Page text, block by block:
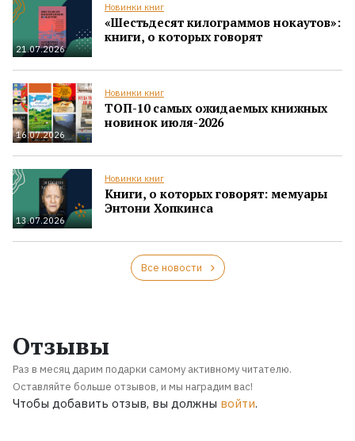
21.07.2026
Новинки книг
«Шестьдесят килограммов нокаутов»:
книги, о которых говорят
16.07.2026
Новинки книг
ТОП-10 самых ожидаемых книжных
новинок июля-2026
13.07.2026
Новинки книг
Книги, о которых говорят: мемуары
Энтони Хопкинса
Все новости
Отзывы
Раз в месяц дарим подарки самому активному читателю.
Оставляйте больше отзывов, и мы наградим вас!
Чтобы добавить отзыв, вы должны войти.